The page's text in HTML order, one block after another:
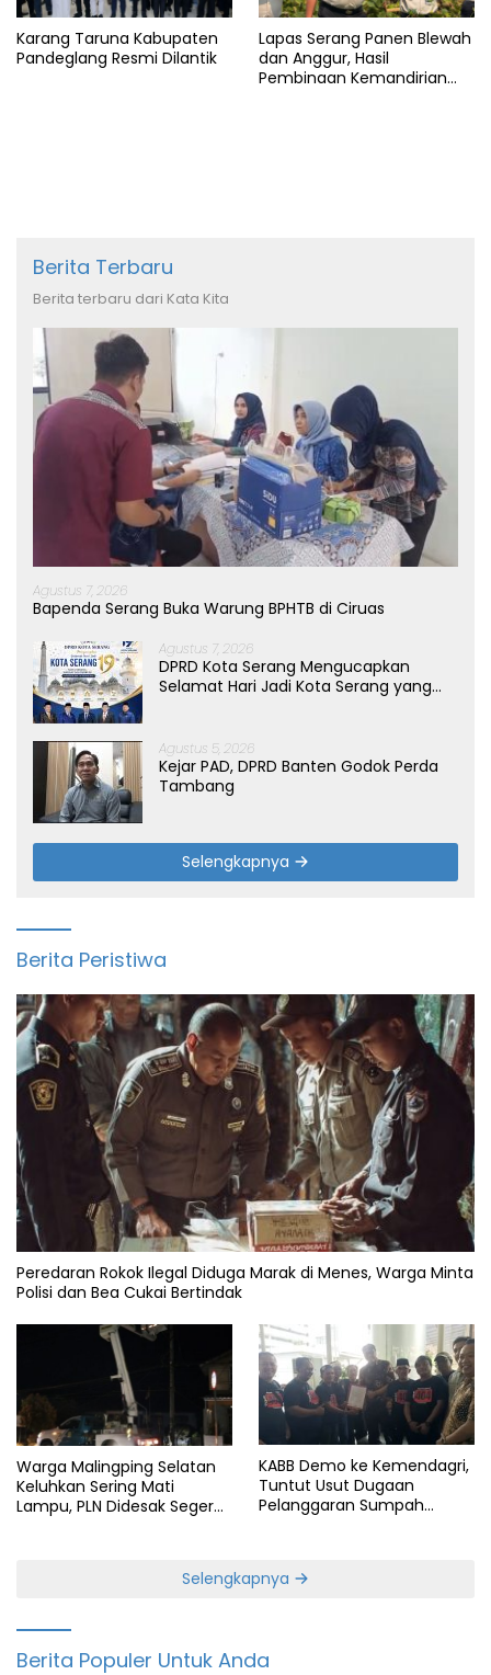
Karang Taruna Kabupaten
Pandeglang Resmi Dilantik
Lapas Serang Panen Blewah
dan Anggur, Hasil
Pembinaan Kemandirian
Berita Terbaru
Berita terbaru dari Kata Kita
Agustus 7, 2026
Bapenda Serang Buka Warung BPHTB di Ciruas
Agustus 7, 2026
DPRD Kota Serang Mengucapkan
Selamat Hari Jadi Kota Serang yang
Agustus 5, 2026
Kejar PAD, DPRD Banten Godok Perda
Tambang
Selengkapnya
Berita Peristiwa
Peredaran Rokok Ilegal Diduga Marak di Menes, Warga Minta
Polisi dan Bea Cukai Bertindak
Warga Malingping Selatan
Keluhkan Sering Mati
Lampu, PLN Didesak Segera
KABB Demo ke Kemendagri,
Tuntut Usut Dugaan
Pelanggaran Sumpah
Selengkapnya
Berita Populer Untuk Anda